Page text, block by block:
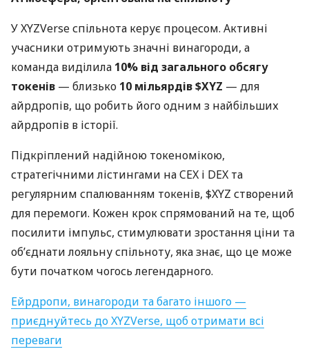
У XYZVerse спільнота керує процесом. Активні
учасники отримують значні винагороди, а
команда виділила 10% від загального обсягу
токенів — близько 10 мільярдів $XYZ — для
айрдропів, що робить його одним з найбільших
айрдропів в історії.
Підкріплений надійною токеномікою,
стратегічними лістингами на CEX і DEX та
регулярним спалюванням токенів, $XYZ створений
для перемоги. Кожен крок спрямований на те, щоб
посилити імпульс, стимулювати зростання ціни та
об’єднати лояльну спільноту, яка знає, що це може
бути початком чогось легендарного.
Ейрдропи, винагороди та багато іншого —
приєднуйтесь до XYZVerse, щоб отримати всі
переваги